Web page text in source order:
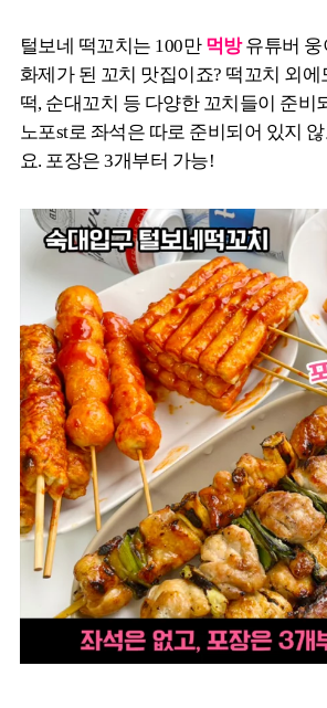
털보네 떡꼬치는 100만 먹방유튜버 웅
화제가 된 꼬치 맛집이죠? 떡꼬치 외
떡, 순대꼬치 등 다양한 꼬치들이 준비
노포st로 좌석은 따로 준비되어 있지
요. 포장은 3개부터 가능!